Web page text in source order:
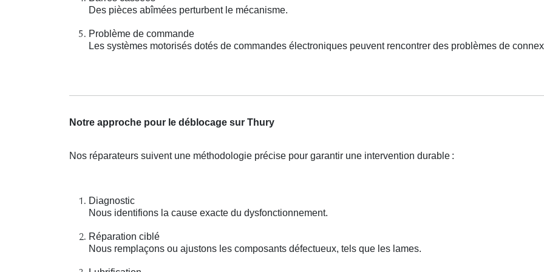
Des pièces abîmées perturbent le mécanisme.
Problème de commande
Les systèmes motorisés dotés de commandes électroniques peuvent rencontrer des problèmes de
Notre approche pour le déblocage sur Thury
Nos réparateurs suivent une méthodologie précise pour garantir une intervention durable :
Diagnostic
Nous identifions la cause exacte du dysfonctionnement.
Réparation ciblé
Nous remplaçons ou ajustons les composants défectueux, tels que les lames.